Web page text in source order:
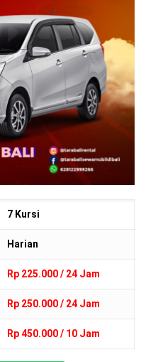
7 Kursi
Harian
Rp 225.000 / 24 Jam
Rp 250.000 / 24 Jam
Rp 450.000 / 10 Jam